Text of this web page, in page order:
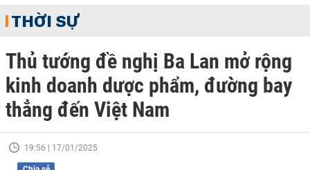
THỜI SỰ
Thủ tướng đề nghị Ba Lan mở rộng
kinh doanh dược phẩm, đường bay
thẳng đến Việt Nam
19:56 | 17/01/2025